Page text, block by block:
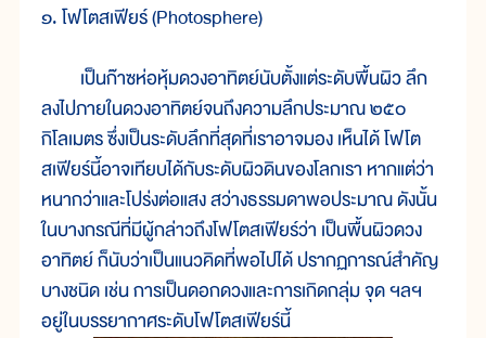
๑. โฟโตสเฟียร์ (Photosphere)
เป็นก๊าซห่อหุ้มดวงอาทิตย์นับตั้งแต่ระดับพื้นผิว ลึก
ลงไปภายในดวงอาทิตย์จนถึงความลึกประมาณ ๒๕๐
กิโลเมตร ซึ่งเป็นระดับลึกที่สุดที่เราอาจมอง เห็นได้ โฟโต
สเฟียร์นี้อาจเทียบได้กับระดับผิวดินของโลกเรา หากแต่ว่า
หนากว่าและโปร่งต่อแสง สว่างธรรมดาพอประมาณ ดังนั้น
ในบางกรณีที่มีผู้กล่าวถึงโฟโตสเฟียร์ว่า เป็นพื้นผิวดวง
อาทิตย์ ก็นับว่าเป็นแนวคิดที่พอไปได้ ปรากฏการณ์สำคัญ
บางชนิด เช่น การเป็นดอกดวงและการเกิดกลุ่ม จุด ฯลฯ
อยู่ในบรรยากาศระดับโฟโตสเฟียร์นี้